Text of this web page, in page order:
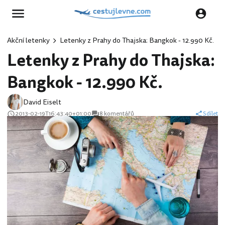
Akční letenky Letenky z Prahy do Thajska: Bangkok - 12.990 Kč.
Letenky z Prahy do Thajska:
Bangkok - 12.990 Kč.
David Eiselt
2013-02-19T16:43:40+01:00 8 komentářů Sdílet